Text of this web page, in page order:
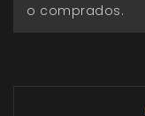
o comprados.